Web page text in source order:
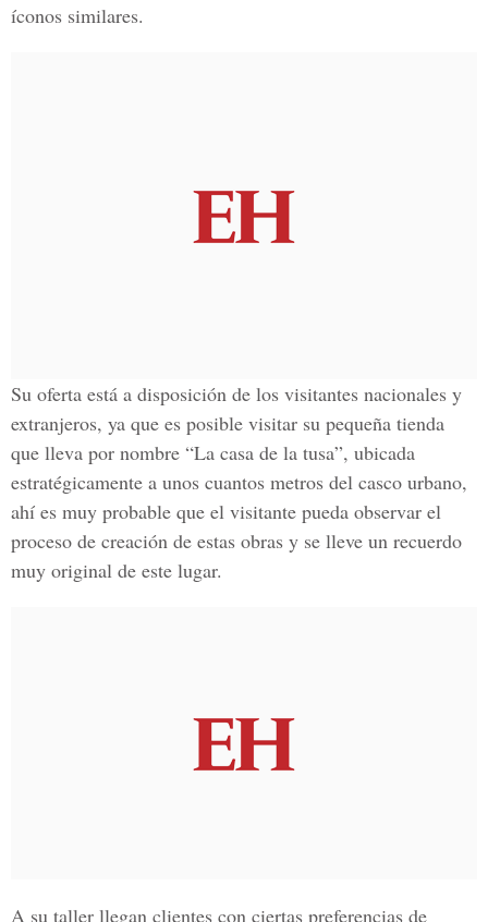
íconos similares.
Su oferta está a disposición de los visitantes nacionales y
extranjeros, ya que es posible visitar su pequeña tienda
que lleva por nombre “La casa de la tusa”, ubicada
estratégicamente a unos cuantos metros del casco urbano,
ahí es muy probable que el visitante pueda observar el
proceso de creación de estas obras y se lleve un recuerdo
muy original de este lugar.
A su taller llegan clientes con ciertas preferencias de